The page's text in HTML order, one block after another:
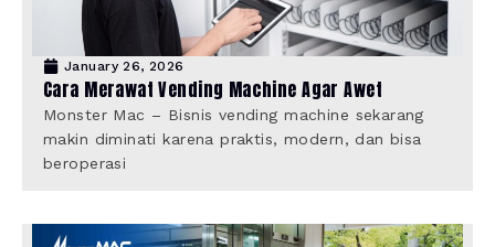
January 26, 2026
Cara Merawat Vending Machine Agar Awet
Monster Mac – Bisnis vending machine sekarang
makin diminati karena praktis, modern, dan bisa
beroperasi